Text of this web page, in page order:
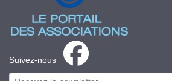
Suivez-nous